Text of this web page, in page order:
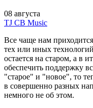
08 августа
TJ CB Music
Все чаще нам
тех или иных
остается на старом, а в
обеспечить поддержку
"старое" и "новое", то
в совершенно разных
немного не об этом.